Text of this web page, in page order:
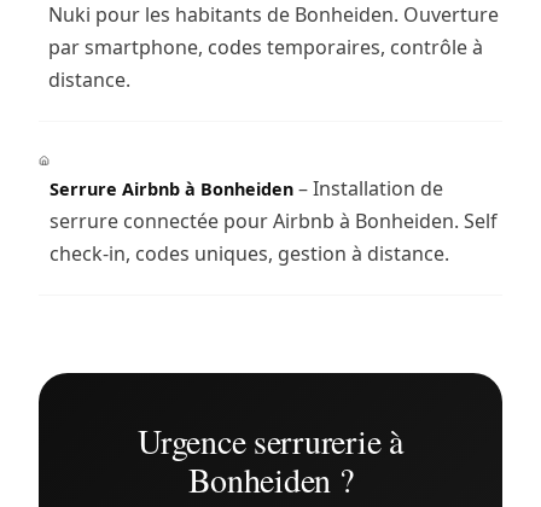
Nuki pour les habitants de Bonheiden. Ouverture
par smartphone, codes temporaires, contrôle à
distance.
Serrure Airbnb à Bonheiden– Installation de
serrure connectée pour Airbnb à Bonheiden. Self
check-in, codes uniques, gestion à distance.
Urgence serrurerie à
Bonheiden ?